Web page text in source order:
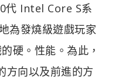
代 Intel Core S系
為發燒級遊戲玩家
硬。性能。為此，
方向以及前進的方